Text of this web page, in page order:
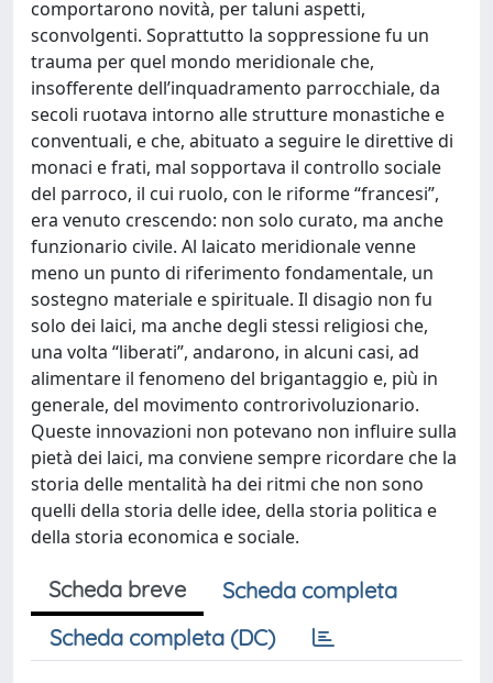
comportarono novità, per taluni aspetti,
sconvolgenti. Soprattutto la soppressione fu un
trauma per quel mondo meridionale che,
insofferente dell’inquadramento parrocchiale, da
secoli ruotava intorno alle strutture monastiche e
conventuali, e che, abituato a seguire le direttive di
monaci e frati, mal sopportava il controllo sociale
del parroco, il cui ruolo, con le riforme “francesi”,
era venuto crescendo: non solo curato, ma anche
funzionario civile. Al laicato meridionale venne
meno un punto di riferimento fondamentale, un
sostegno materiale e spirituale. Il disagio non fu
solo dei laici, ma anche degli stessi religiosi che,
una volta “liberati”, andarono, in alcuni casi, ad
alimentare il fenomeno del brigantaggio e, più in
generale, del movimento controrivoluzionario.
Queste innovazioni non potevano non influire sulla
pietà dei laici, ma conviene sempre ricordare che la
storia delle mentalità ha dei ritmi che non sono
quelli della storia delle idee, della storia politica e
della storia economica e sociale.
Scheda breve
Scheda completa
Scheda completa (DC)